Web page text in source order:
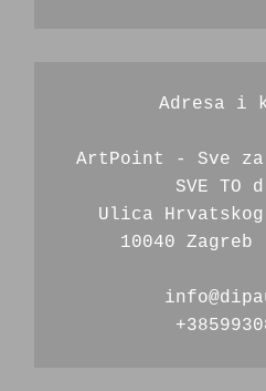
Adresa i
ArtPoint - Sve
SVE TO
Ulica
10040